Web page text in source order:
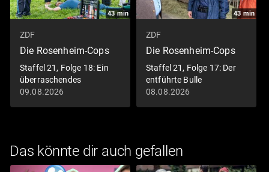
43min
ZDF
Die Rosenheim-Cops
Staffel 21, Folge 18: Ein
überraschendes
Wiedersehen
09.08.2026
43 min
ZDF
Die Rosenheim-Cops
Staffel 21, Folge 17: Der
entführte Bulle
08.08.2026
Das könnte dir auch gefallen